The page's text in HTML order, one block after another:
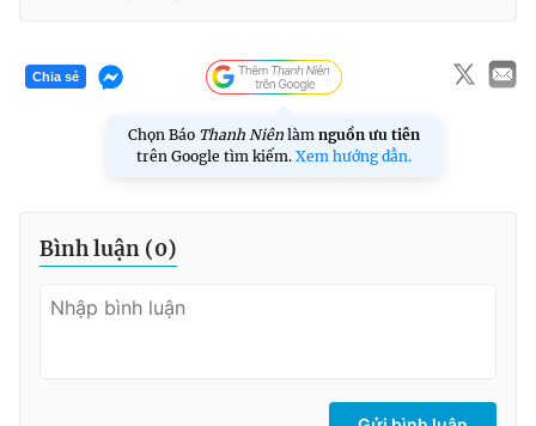
Chia sẻ
Chọn Báo Thanh Niên làm nguồn ưu tiên
trên Google tìm kiếm. Xem hướng dẫn.
Bình luận (0)